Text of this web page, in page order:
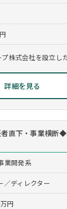
株式会社を設立し
詳細を見る
直下・事業横断
業開発系
／ディレクター
円